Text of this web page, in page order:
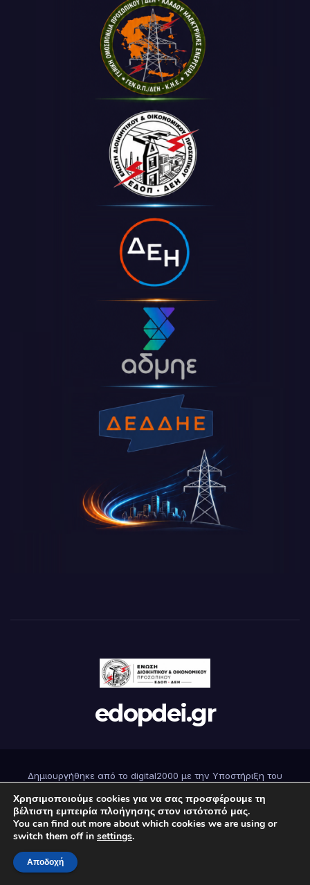
edopdei.gr
Δημιουργήθηκε από το digital2000 με την Υποστήριξη του
WordPress
Θέμα: Newsup από Themeansar
Αρχική Επικοινωνήστε μαζί μαςΕγγραφήΌροι Χρήσης
Χρησιμοποιούμε cookies για να σας προσφέρουμε τη
βέλτιστη εμπειρία πλοήγησης στον ιστότοπό μας.
You can find out more about which cookies we are using or
switch them off in settings.
Αποδοχή